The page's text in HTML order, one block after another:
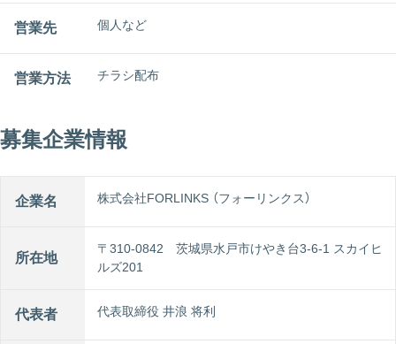
営業先 個人など
営業方法 チラシ配布
募集企業情報
企業名 株式会社FORLINKS （フォーリンクス）
所在地
〒310-0842 茨城県水戸市けやき台3-6-1 スカイヒ
ルズ201
代表者 代表取締役 井浪 将利